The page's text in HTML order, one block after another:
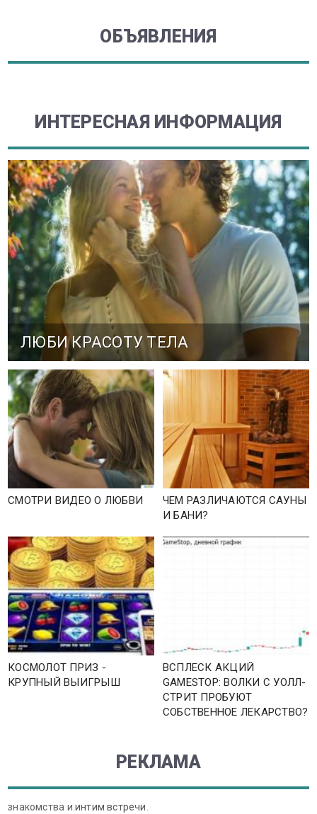
ОБЪЯВЛЕНИЯ
ИНТЕРЕСНАЯ ИНФОРМАЦИЯ
ЛЮБИ КРАСОТУ ТЕЛА
СМОТРИ ВИДЕО О ЛЮБВИ
ЧЕМ РАЗЛИЧАЮТСЯ САУНЫ
И БАНИ?
КОСМОЛОТ ПРИЗ -
КРУПНЫЙ ВЫИГРЫШ
ВСПЛЕСК АКЦИЙ
GAMESTOP: ВОЛКИ С УОЛЛ-
СТРИТ ПРОБУЮТ
СОБСТВЕННОЕ ЛЕКАРСТВО?
РЕКЛАМА
знакомства и интим встречи